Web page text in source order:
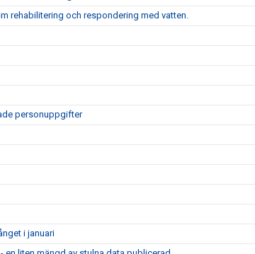
rehabilitering och respondering med vatten.
personuppgifter
i januari